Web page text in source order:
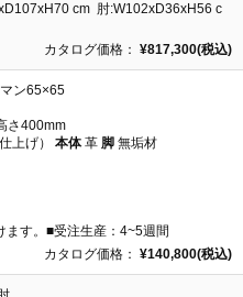
cm 肘:W102xD36xH56 c
カタログ価格： ¥817,300(税込)
ン65×65
さ400mm
上げ） 本体革 脚 無垢材
ます。■受注生産：4~5週間
カタログ価格： ¥140,800(税込)